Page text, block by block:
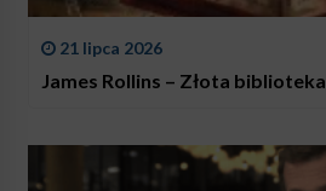
21 lipca 2026
James Rollins – Złota biblioteka